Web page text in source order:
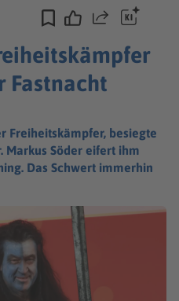
Teilen
Fastnacht
Freiheitskämpfer, besiegte
Markus Söder eifert ihm
Das Schwert immerhin